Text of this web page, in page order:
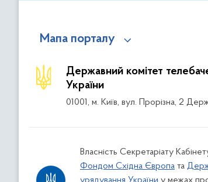
Мапа порталу
Державний комітет
України
01001, м. Київ, вул. Прорізна, 2
Власність Секретаріату
Фондом Східна Європа та